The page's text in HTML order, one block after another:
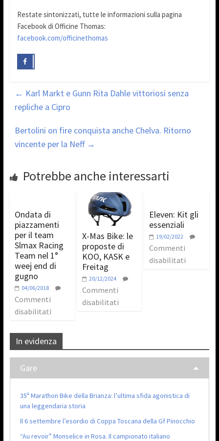
Restate sintonizzati, tutte le informazioni sulla pagina
Facebook di Officine Thomas:
facebook.com/officinethomas
← Karl Markt e Gunn Rita Dahle vittoriosi senza
repliche a Cipro
Bertolini on fire conquista anche Chelva. Ritorno
vincente per la Neff →
Potrebbe anche interessarti
Ondata di
piazzamenti
per il team
Slmax Racing
Team nel 1°
weej end di
gugno
04/06/2018
Commenti
disabilitati
X-Mas Bike: le
proposte di
KOO, KASK e
Freitag
20/12/2024
Commenti
disabilitati
Eleven: Kit gli
essenziali
19/02/2022
Commenti
disabilitati
In evidenza
Gare
35ª Marathon Bike della Brianza: l’ultima sfida agonistica di
una leggendaria storia
Il 6 settembre l’esordio di Coppa Toscana della Gf Pinocchio
“Au revoir” Monselice in Rosa. Il campionato italiano